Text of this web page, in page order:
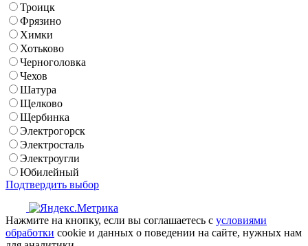
Троицк
Фрязино
Химки
Хотьково
Черноголовка
Чехов
Шатура
Щелково
Щербинка
Электрогорск
Электросталь
Электроугли
Юбилейный
Подтвердить выбор
Нажмите на кнопку, если вы соглашаетесь с условиями
обработки cookie и данных о поведении на сайте, нужных нам